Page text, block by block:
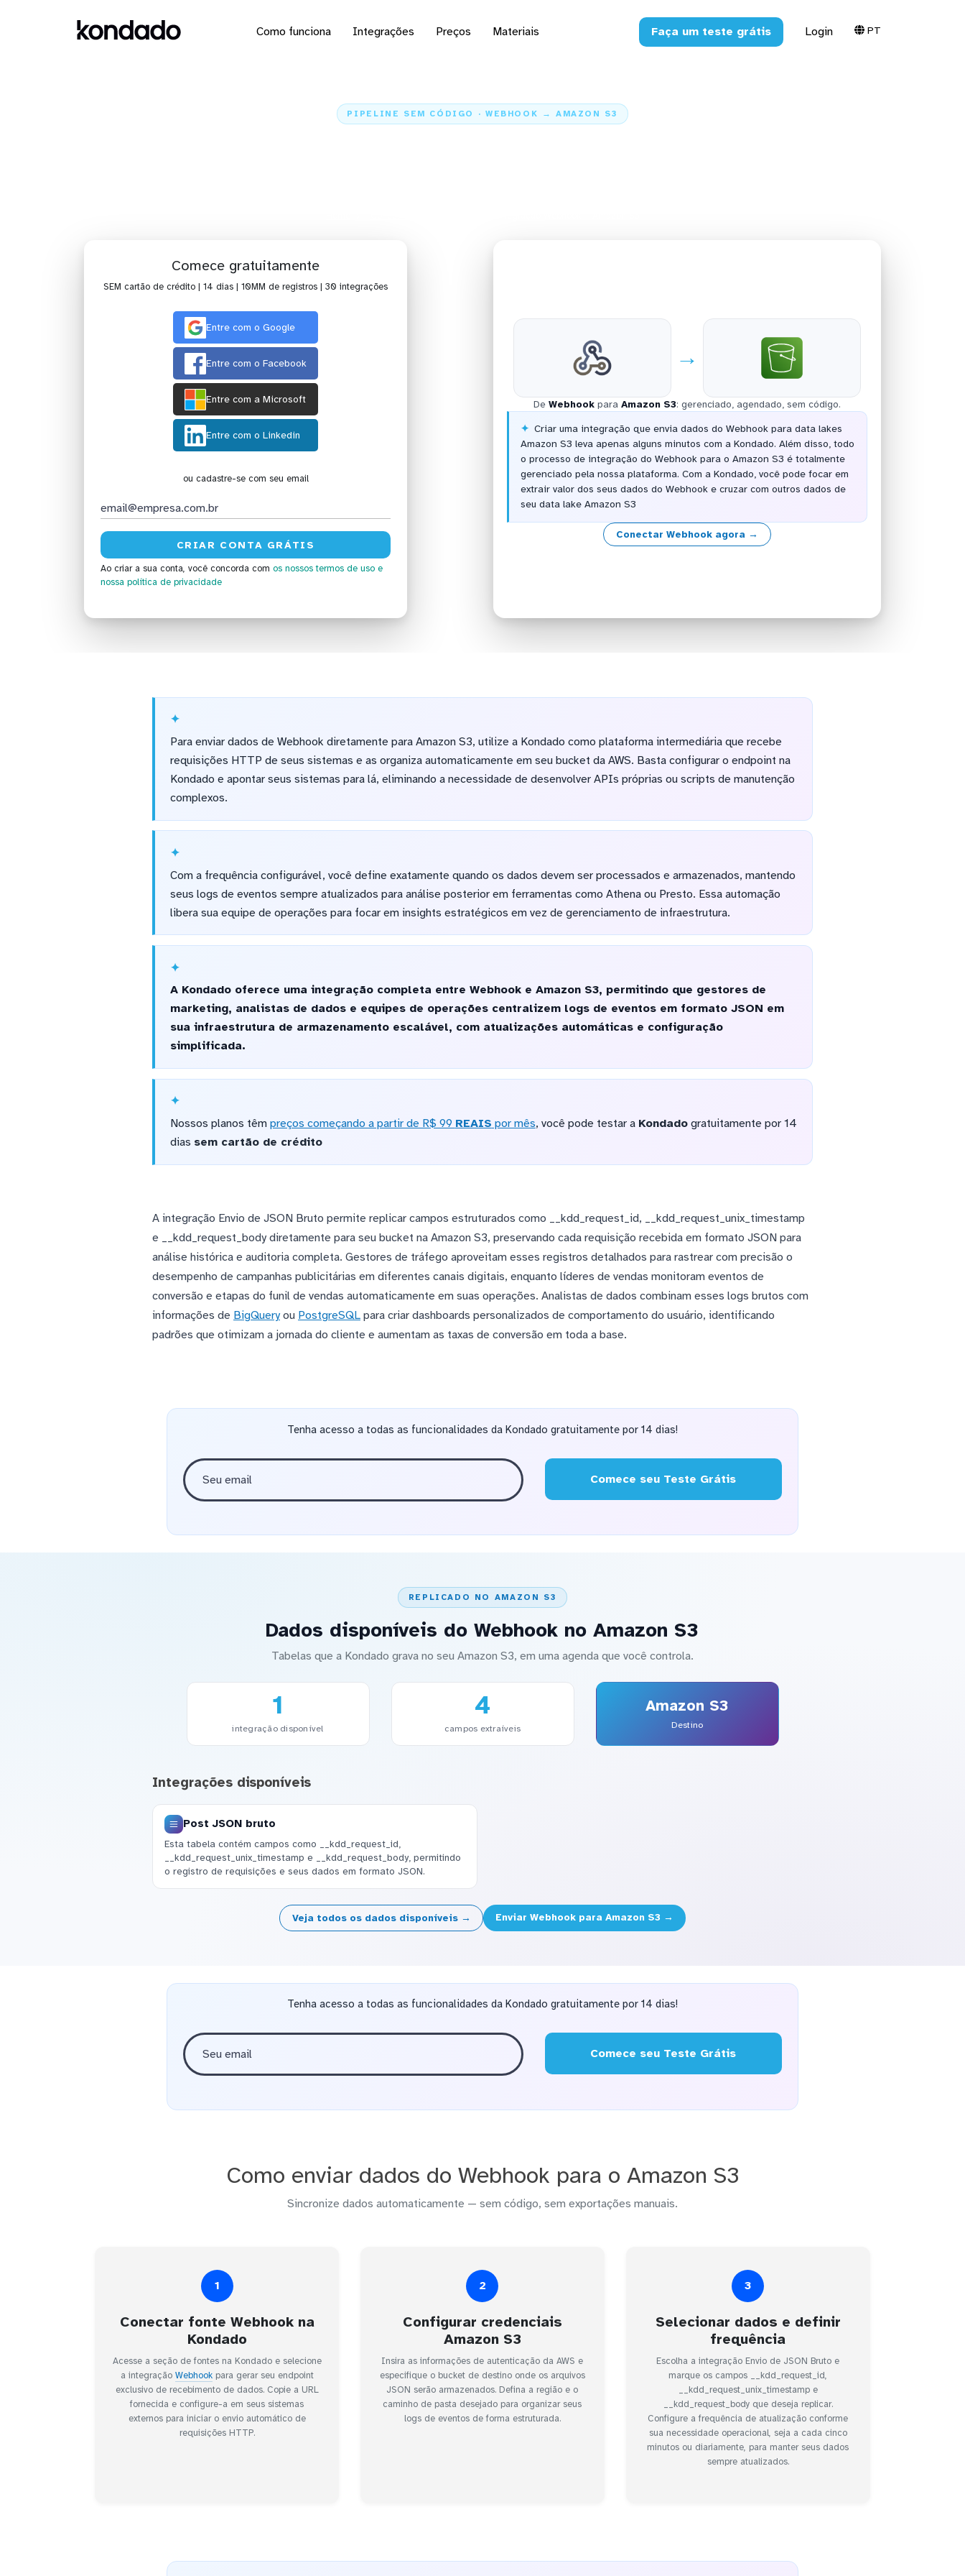
Como funciona Integrações Preços Materiais Faça um teste grátis Login PT
PIPELINE SEM CÓDIGO · WEBHOOK → AMAZON S3
Comece gratuitamente
SEM cartão de crédito | 14 dias | 10MM de registros | 30 integrações
Entre com o Google
Entre com o Facebook
Entre com a Microsoft
Entre com o Linkedin
ou cadastre-se com seu email
Ao criar a sua conta, você concorda com os nossos termos de uso e
nossa política de privacidade
→
De Webhook para Amazon S3: gerenciado, agendado, sem código.
Criar uma integração que envia dados do Webhook para data lakes
Amazon S3 leva apenas alguns minutos com a Kondado. Além disso, todo
o processo de integração do Webhook para o Amazon S3 é totalmente
gerenciado pela nossa plataforma. Com a Kondado, você pode focar em
extrair valor dos seus dados do Webhook e cruzar com outros dados de
seu data lake Amazon S3
Conectar Webhook agora →
Para enviar dados de Webhook diretamente para Amazon S3, utilize a Kondado como plataforma intermediária que recebe
requisições HTTP de seus sistemas e as organiza automaticamente em seu bucket da AWS. Basta configurar o endpoint na
Kondado e apontar seus sistemas para lá, eliminando a necessidade de desenvolver APIs próprias ou scripts de manutenção
complexos.
Com a frequência configurável, você define exatamente quando os dados devem ser processados e armazenados, mantendo
seus logs de eventos sempre atualizados para análise posterior em ferramentas como Athena ou Presto. Essa automação
libera sua equipe de operações para focar em insights estratégicos em vez de gerenciamento de infraestrutura.
A Kondado oferece uma integração completa entre Webhook e Amazon S3, permitindo que gestores de
marketing, analistas de dados e equipes de operações centralizem logs de eventos em formato JSON em
sua infraestrutura de armazenamento escalável, com atualizações automáticas e configuração
simplificada.
Nossos planos têm preços começando a partir de R$ 99 REAIS por mês, você pode testar a Kondadogratuitamente por 14
dias sem cartão de crédito
A integração Envio de JSON Bruto permite replicar campos estruturados como __kdd_request_id, __kdd_request_unix_timestamp
e __kdd_request_body diretamente para seu bucket na Amazon S3, preservando cada requisição recebida em formato JSON para
análise histórica e auditoria completa. Gestores de tráfego aproveitam esses registros detalhados para rastrear com precisão o
desempenho de campanhas publicitárias em diferentes canais digitais, enquanto líderes de vendas monitoram eventos de
conversão e etapas do funil de vendas automaticamente em suas operações. Analistas de dados combinam esses logs brutos com
informações de BigQueryou PostgreSQLpara criar dashboards personalizados de comportamento do usuário, identificando
padrões que otimizam a jornada do cliente e aumentam as taxas de conversão em toda a base.
Tenha acesso a todas as funcionalidades da Kondado gratuitamente por 14 dias!
Comece seu Teste Grátis
REPLICADO NO AMAZON S3
Dados disponíveis do Webhook no Amazon S3
Tabelas que a Kondado grava no seu Amazon S3, em uma agenda que você controla.
1
integração disponível
4
campos extraíveis
Amazon S3
Destino
Integrações disponíveis
Post JSON bruto
Esta tabela contém campos como __kdd_request_id,
__kdd_request_unix_timestamp e __kdd_request_body, permitindo
o registro de requisições e seus dados em formato JSON.
Veja todos os dados disponíveis → Enviar Webhook para Amazon S3 →
Tenha acesso a todas as funcionalidades da Kondado gratuitamente por 14 dias!
Comece seu Teste Grátis
Como enviar dados do Webhook para o Amazon S3
Sincronize dados automaticamente — sem código, sem exportações manuais.
1
Conectar fonte Webhook na
Kondado
Acesse a seção de fontes na Kondado e selecione
a integração Webhookpara gerar seu endpoint
exclusivo de recebimento de dados. Copie a URL
fornecida e configure-a em seus sistemas
externos para iniciar o envio automático de
requisições HTTP.
2
Configurar credenciais
Amazon S3
Insira as informações de autenticação da AWS e
especifique o bucket de destino onde os arquivos
JSON serão armazenados. Defina a região e o
caminho de pasta desejado para organizar seus
logs de eventos de forma estruturada.
3
Selecionar dados e definir
frequência
Escolha a integração Envio de JSON Bruto e
marque os campos __kdd_request_id,
__kdd_request_unix_timestamp e
__kdd_request_body que deseja replicar.
Configure a frequência de atualização conforme
sua necessidade operacional, seja a cada cinco
minutos ou diariamente, para manter seus dados
sempre atualizados.